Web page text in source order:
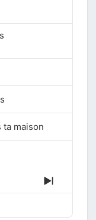
ta maison
Next